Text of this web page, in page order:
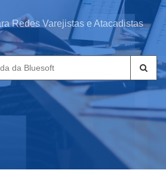
Redes Varejistas e Atacadistas